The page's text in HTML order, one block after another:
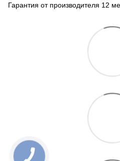
Гарантия от производителя 12